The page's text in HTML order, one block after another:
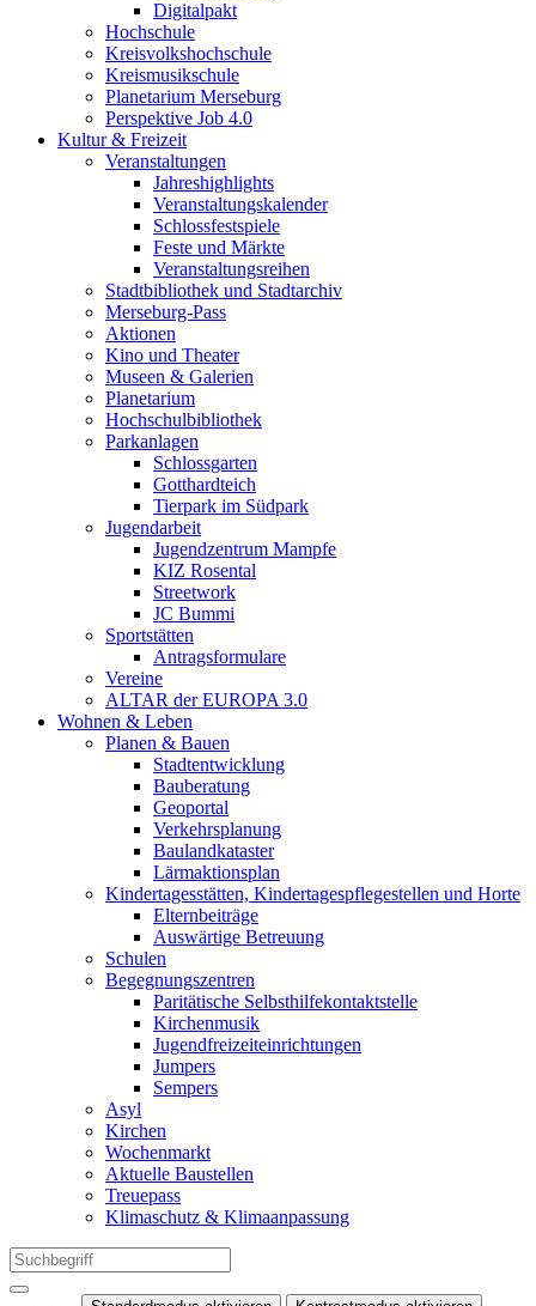
Digitalpakt
Hochschule
Kreisvolkshochschule
Kreismusikschule
Planetarium Merseburg
Perspektive Job 4.0
Kultur & Freizeit
Veranstaltungen
Jahreshighlights
Veranstaltungskalender
Schlossfestspiele
Feste und Märkte
Veranstaltungsreihen
Stadtbibliothek und Stadtarchiv
Merseburg-Pass
Aktionen
Kino und Theater
Museen & Galerien
Planetarium
Hochschulbibliothek
Parkanlagen
Schlossgarten
Gotthardteich
Tierpark im Südpark
Jugendarbeit
Jugendzentrum Mampfe
KIZ Rosental
Streetwork
JC Bummi
Sportstätten
Antragsformulare
Vereine
ALTAR der EUROPA 3.0
Wohnen & Leben
Planen & Bauen
Stadtentwicklung
Bauberatung
Geoportal
Verkehrsplanung
Baulandkataster
Lärmaktionsplan
Kindertagesstätten, Kindertagespflegestellen und Horte
Elternbeiträge
Auswärtige Betreuung
Schulen
Begegnungszentren
Paritätische Selbsthilfekontaktstelle
Kirchenmusik
Jugendfreizeiteinrichtungen
Jumpers
Sempers
Asyl
Kirchen
Wochenmarkt
Aktuelle Baustellen
Treuepass
Klimaschutz & Klimaanpassung